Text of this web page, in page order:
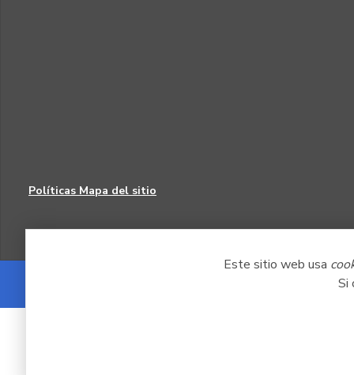
Este sitio web usa
Si
Políticas Mapa del sitio